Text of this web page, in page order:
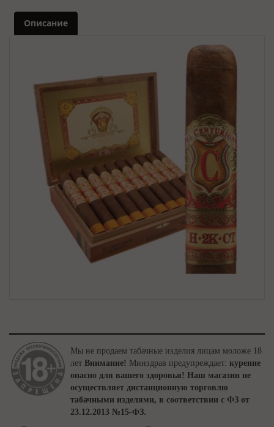
Описание
Мы не продаем табачные изделия лицам моложе 18
лет Внимание! Минздрав предупреждает: курение
опасно для вашего здоровья! Наш магазин не
осуществляет дистанционную торговлю
табачными изделями, в соответствии с ФЗ от
23.12.2013 №15-ФЗ.